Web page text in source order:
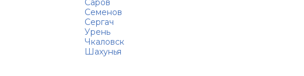
Саров
Семенов
Сергач
Урень
Чкаловск
Шахунья